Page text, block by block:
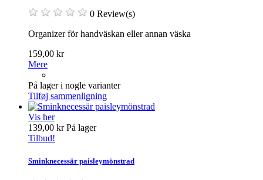
0 Review(s)
Organizer för handväskan eller annan väska
159,00 kr
Mere
På lager i nogle varianter
Tilføj sammenligning
Vis her
139,00 krPå lager
Tilbud!
Sminknecessär paisleymönstrad